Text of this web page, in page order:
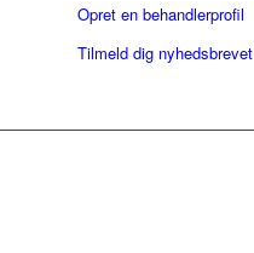
Opret en behandlerprofil
Tilmeld dig nyhedsbrevet